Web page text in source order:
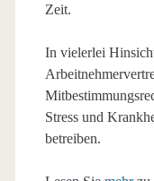
Zeit.
In vielerlei
Stress und
betreiben.